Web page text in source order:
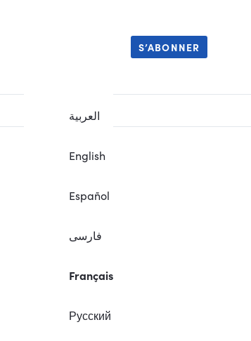
العربية
English
Español
فارسی
Français
Русский
S’ABONNER